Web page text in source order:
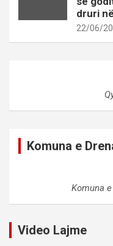
druri
22/06/
Komuna e
Komuna
Video Lajme